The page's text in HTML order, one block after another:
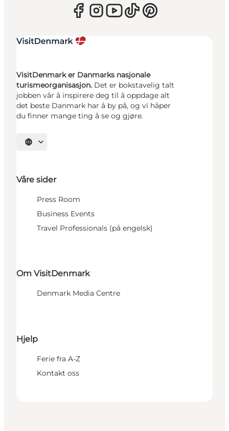
VisitDenmark er Danmarks nasjonale
turismeorganisasjon. Det er bokstavelig talt
jobben vår å inspirere deg til å oppdage alt
det beste Danmark har å by på, og vi håper
du finner mange ting å se og gjøre.
Velg språk
Våre sider
Press Room
Business Events
Travel Professionals (på engelsk)
Om VisitDenmark
Denmark Media Centre
Hjelp
Ferie fra A-Z
Kontakt oss